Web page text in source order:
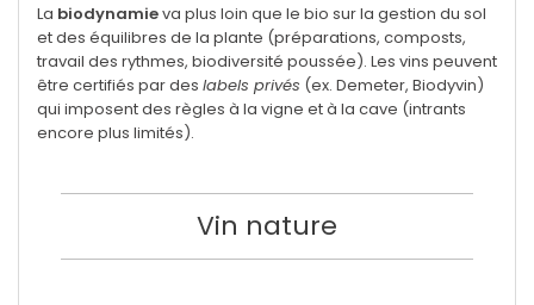
La biodynamieva plus loin que le bio sur la gestion du sol
et des équilibres de la plante (préparations, composts,
travail des rythmes, biodiversité poussée). Les vins peuvent
être certifiés par des labels privés (ex. Demeter, Biodyvin)
qui imposent des règles à la vigne et à la cave (intrants
encore plus limités).
Vin nature